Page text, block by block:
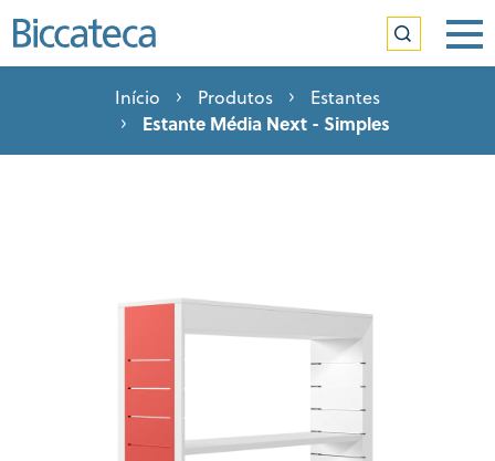
Início Produtos Estantes
Estante Média Next - Simples